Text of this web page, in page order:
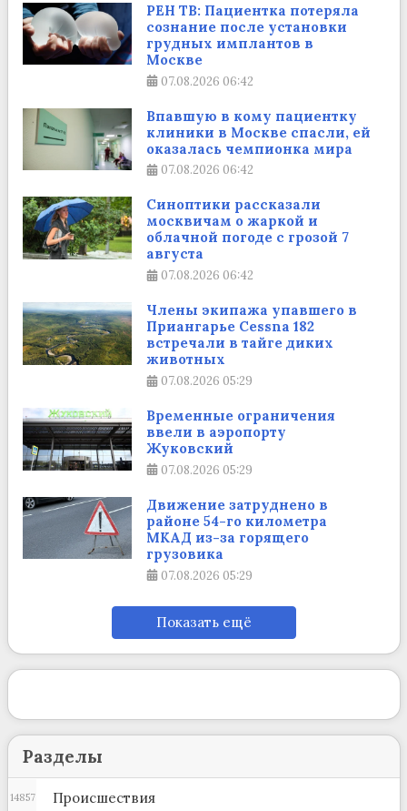
РЕН ТВ: Пациентка потеряла
сознание после установки
грудных имплантов в
Москве
07.08.2026 06:42
Впавшую в кому пациентку
клиники в Москве спасли, ей
оказалась чемпионка мира
07.08.2026 06:42
Синоптики рассказали
москвичам о жаркой и
облачной погоде с грозой 7
августа
07.08.2026 06:42
Члены экипажа упавшего в
Приангарье Cessna 182
встречали в тайге диких
животных
07.08.2026 05:29
Временные ограничения
ввели в аэропорту
Жуковский
07.08.2026 05:29
Движение затруднено в
районе 54-го километра
МКАД из-за горящего
грузовика
07.08.2026 05:29
Показать ещё
Разделы
Происшествия
14857